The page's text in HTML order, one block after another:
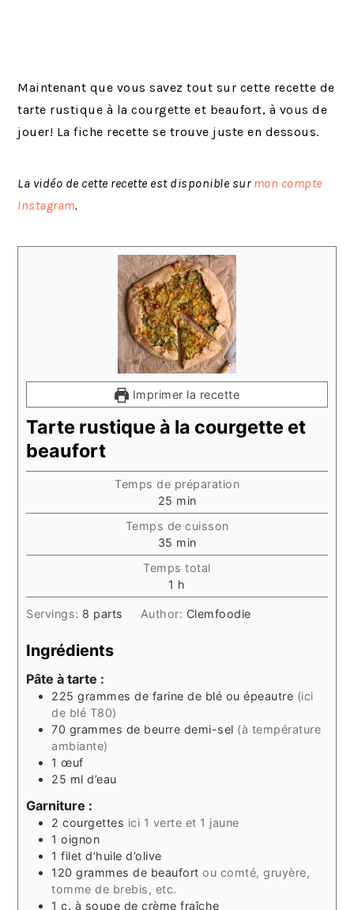
Maintenant que vous savez tout sur cette recette de
tarte rustique à la courgette et beaufort, à vous de
jouer! La fiche recette se trouve juste en dessous.
La vidéo de cette recette est disponible sur mon compte
Instagram.
Imprimer la recette
Tarte rustique à la courgette et
beaufort
Temps de préparation
25 minutes
min
Temps de cuisson
35 minutes
min
Temps total
1 heure
h
Servings: 8 parts Author: Clemfoodie
Ingrédients
Pâte à tarte :
225 grammes de farine de blé ou épeautre (ici
de blé T80)
70 grammes de beurre demi-sel (à température
ambiante)
1 œuf
25 ml d’eau
Garniture :
2 courgettes ici 1 verte et 1 jaune
1 oignon
1 filet d’huile d’olive
120 grammes de beaufort ou comté, gruyère,
tomme de brebis, etc.
1 c. à soupe de crème fraîche